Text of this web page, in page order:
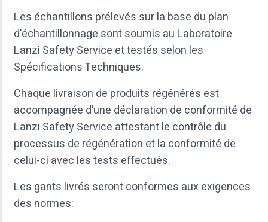
Les échantillons prélevés sur la base du plan
d’échantillonnage sont soumis au Laboratoire
Lanzi Safety Service et testés selon les
Spécifications Techniques.
Chaque livraison de produits régénérés est
accompagnée d’une déclaration de conformité de
Lanzi Safety Service attestant le contrôle du
processus de régénération et la conformité de
celui-ci avec les tests effectués.
Les gants livrés seront conformes aux exigences
des normes: